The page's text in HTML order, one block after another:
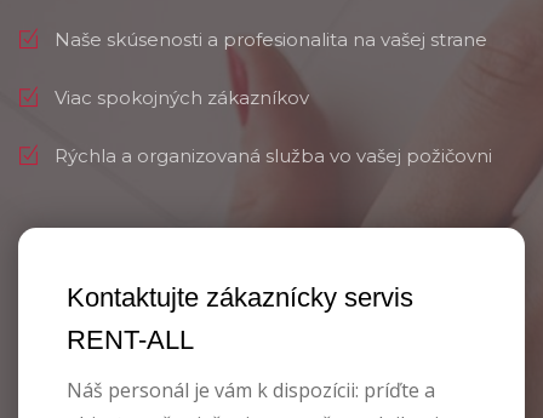
Naše skúsenosti a profesionalita na vašej strane
Viac spokojných zákazníkov
Rýchla a organizovaná služba vo vašej požičovni
Kontaktujte zákaznícky servis
RENT-ALL
Náš personál je vám k dispozícii: príďte a